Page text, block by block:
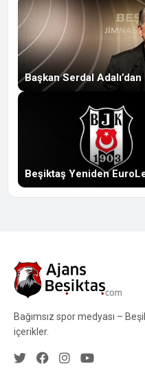
Başkan Serdal
Beşiktaş Yeniden
Bağımsız spor medyası –
içerikler.